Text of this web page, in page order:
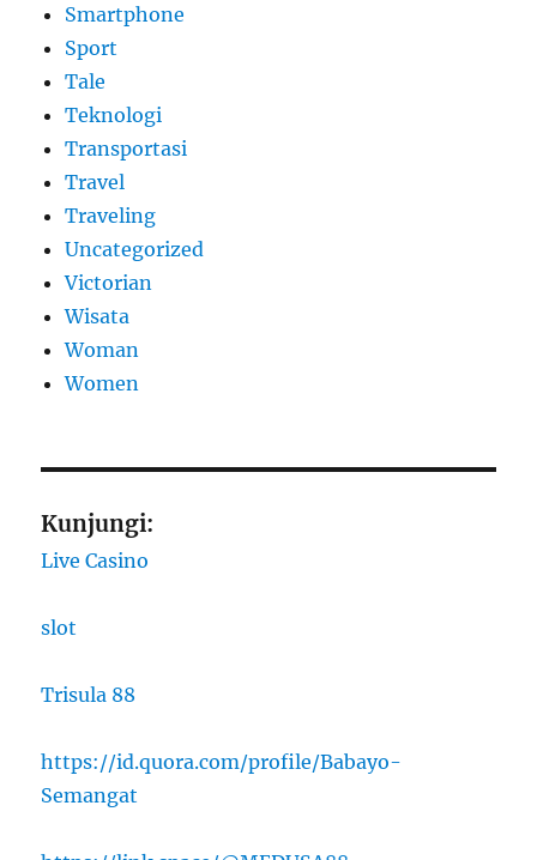
Smartphone
Sport
Tale
Teknologi
Transportasi
Travel
Traveling
Uncategorized
Victorian
Wisata
Woman
Women
Kunjungi:
Live Casino
slot
Trisula 88
https://id.quora.com/profile/Babayo-
Semangat